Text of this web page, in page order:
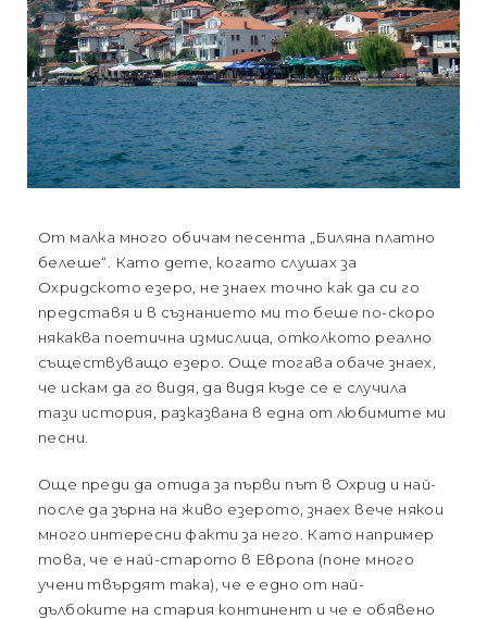
От малка много обичам песента „Биляна платно
белеше“. Като дете, когато слушах за
Охридското езеро, не знаех точно как да си го
представя и в съзнанието ми то беше по-скоро
някаква поетична измислица, отколкото реално
съществуващо езеро. Още тогава обаче знаех,
че искам да го видя, да видя къде се е случила
тази история, разказвана в една от любимите ми
песни.
Още преди да отида за първи път в Охрид и най-
после да зърна на живо езерото, знаех вече някои
много интересни факти за него. Като например
това, че е най-старото в Европа (поне много
учени твърдят така), че е едно от най-
дълбоките на стария континент и че е обявено